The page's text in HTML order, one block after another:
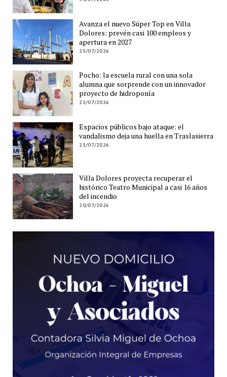
Avanza el nuevo Súper Top en Villa
Dolores: prevén casi 100 empleos y
apertura en 2027
23/07/2026
Pocho: la escuela rural con una sola
alumna que sorprende con un innovador
proyecto de hidroponía
22/07/2026
Espacios públicos bajo ataque: el
vandalismo deja una huella en Traslasierra
21/07/2026
Villa Dolores proyecta recuperar el
histórico Teatro Municipal a casi 16 años
del incendio
20/07/2026